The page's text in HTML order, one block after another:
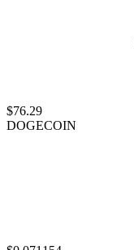
$76.29
DOGECOIN